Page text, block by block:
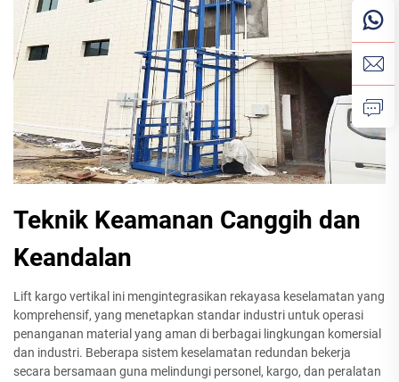
Teknik Keamanan Canggih dan
Keandalan
Lift kargo vertikal ini mengintegrasikan rekayasa keselamatan yang
komprehensif, yang menetapkan standar industri untuk operasi
penanganan material yang aman di berbagai lingkungan komersial
dan industri. Beberapa sistem keselamatan redundan bekerja
secara bersamaan guna melindungi personel, kargo, dan peralatan